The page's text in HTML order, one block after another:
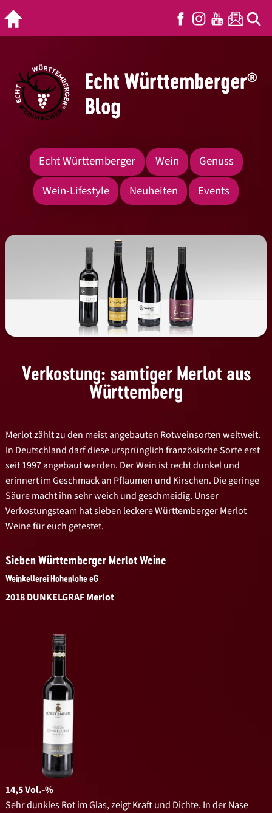
Echt Württemberger Wein
Genuss
Wein-Lifestyle
Neuheiten Events
Verkostung: samtiger Merlot aus
Württemberg
Merlot zählt zu den meist angebauten Rotweinsorten weltweit.
In Deutschland darf diese ursprünglich französische Sorte erst
seit 1997 angebaut werden. Der Wein ist recht dunkel und
erinnert im Geschmack an Pflaumen und Kirschen. Die geringe
Säure macht ihn sehr weich und geschmeidig. Unser
Verkostungsteam hat sieben leckere Württemberger Merlot
Weine für euch getestet.
Sieben Württemberger Merlot Weine
Weinkellerei Hohenlohe eG
2018 DUNKELGRAF Merlot
14,5 Vol.-%
Sehr dunkles Rot im Glas, zeigt Kraft und Dichte. In der Nase